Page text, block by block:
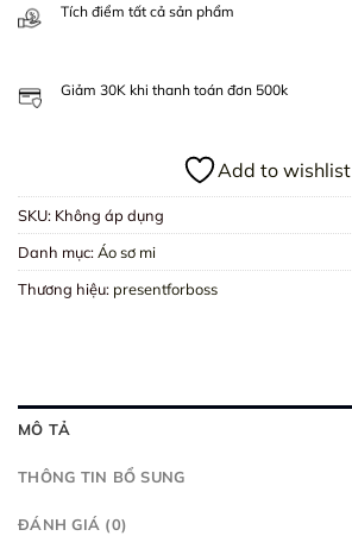
Tích điểm tất cả sản phẩm
Giảm 30K khi thanh toán đơn 500k
Add to wishlist
SKU: Không áp dụng
Danh mục:Áo sơ mi
Thương hiệu: presentforboss
MÔ TẢ
THÔNG TIN BỔ SUNG
ĐÁNH GIÁ (0)